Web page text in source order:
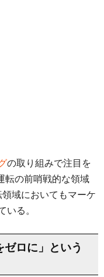
の取り組みで注目を
転の前哨戦的な領域
域においてもマーケ
いる。
ロに」という